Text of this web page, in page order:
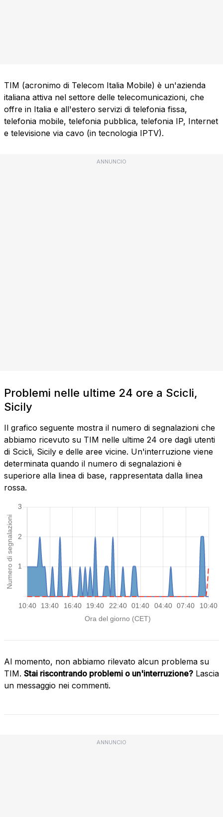
TIM (acronimo di Telecom Italia Mobile) è un'azienda
italiana attiva nel settore delle telecomunicazioni, che
offre in Italia e all'estero servizi di telefonia fissa,
telefonia mobile, telefonia pubblica, telefonia IP, Internet
e televisione via cavo (in tecnologia IPTV).
ANNUNCIO
Problemi nelle ultime 24 ore a Scicli,
Sicily
Il grafico seguente mostra il numero di segnalazioni che
abbiamo ricevuto su TIM nelle ultime 24 ore dagli utenti
di Scicli, Sicily e delle aree vicine. Un'interruzione viene
determinata quando il numero di segnalazioni è
superiore alla linea di base, rappresentata dalla linea
rossa.
Al momento, non abbiamo rilevato alcun problema su
TIM. Stai riscontrando problemi o un'interruzione? Lascia
un messaggio nei commenti.
ANNUNCIO